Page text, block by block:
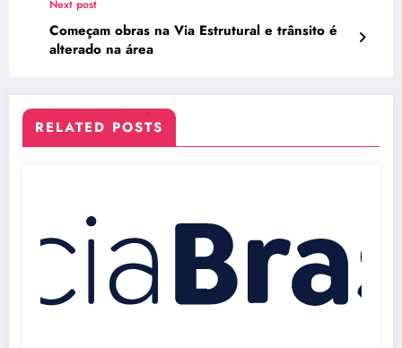
Next post
Começam obras na Via Estrutural e trânsito é
alterado na área
RELATED POSTS